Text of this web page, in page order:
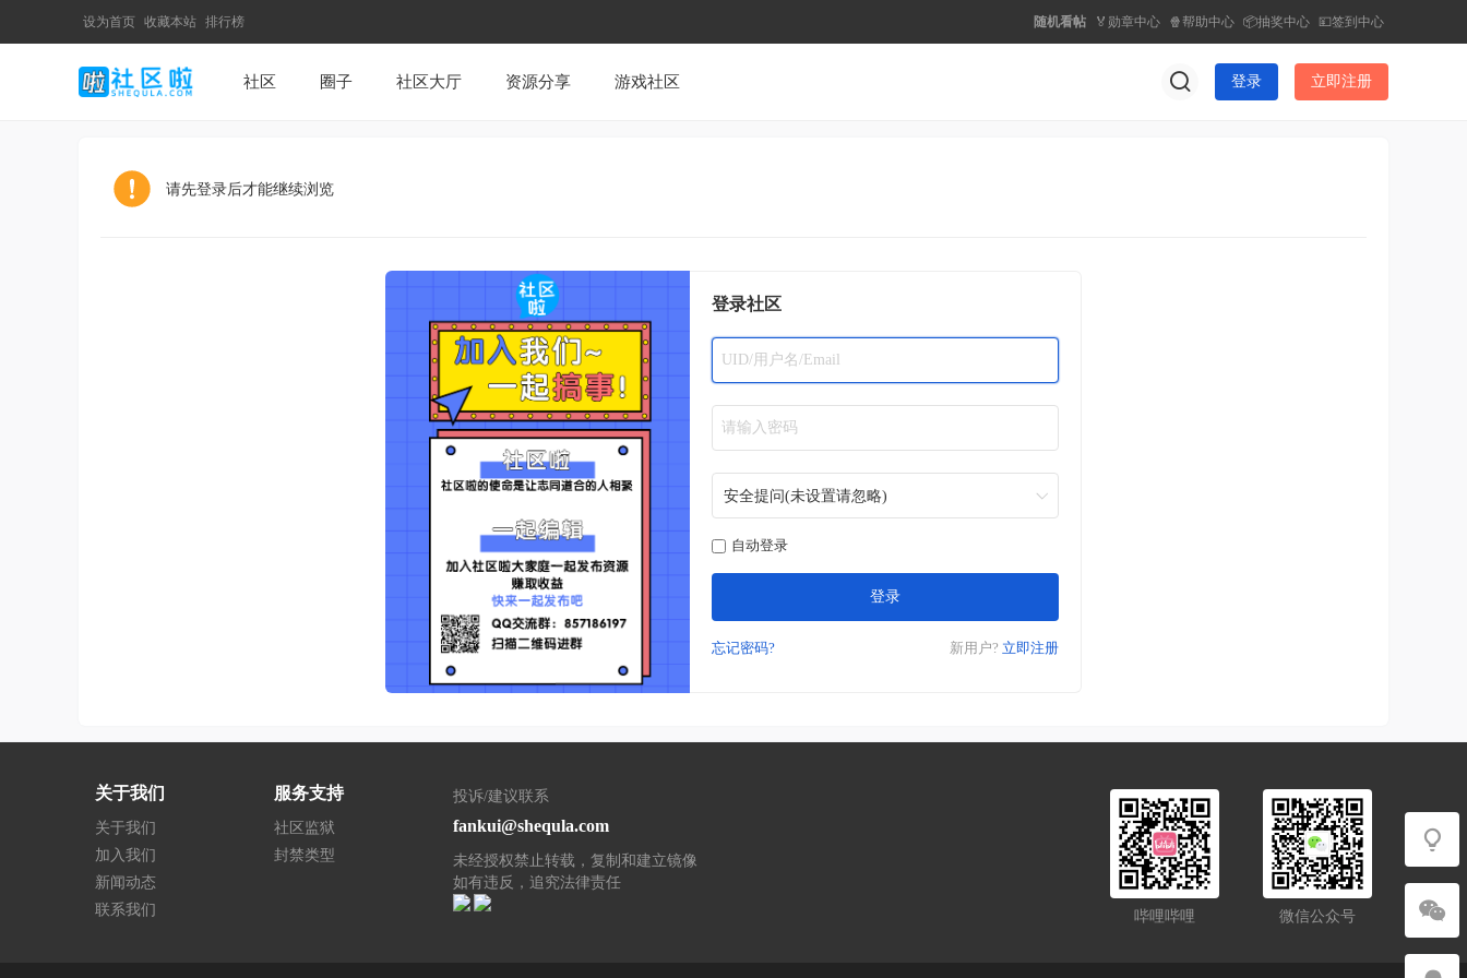
设为首页 收藏本站 排行榜 随机看帖 🏅勋章中心 🍿帮助中心 📦抽奖中心 💴签到中心
社区 圈子 社区大厅 资源分享 游戏社区 登录 立即注册
请先登录后才能继续浏览
登录社区
自动登录
登录
新用户? 立即注册
忘记密码?
关于我们
关于我们
加入我们
新闻动态
联系我们
服务支持
社区监狱
封禁类型
投诉/建议联系
fankui@shequla.com
未经授权禁止转载，复制和建立镜像
如有违反，追究法律责任
微信公众号
哔哩哔哩